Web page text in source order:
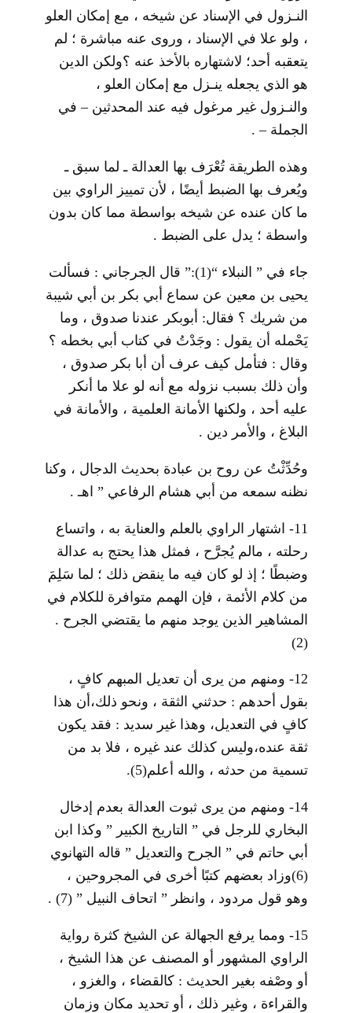
النـزول في الإسناد عن شيخه ، مع إمكان العلو
، ولو علا في الإسناد ، وروى عنه مباشرة ؛ لم
يتعقبه أحد؛ لاشتهاره بالأخذ عنه ؟ولكن الدين
هو الذي يجعله ينـزل مع إمكان العلو ،
والنـزول غير مرغول فيه عند المحدثين – في
الجملة – .
وهذه الطريقة تُعْرَف بها العدالة ـ لما سبق ـ
ويُعرف بها الضبط أيضًا ، لأن تمييز الراوي بين
ما كان عنده عن شيخه بواسطة مما كان بدون
واسطة ؛ يدل على الضبط .
جاء في ” النبلاء “(1)
:” قال الجرجاني : فسألت
يحيى بن معين عن سماع أبي بكر بن أبي شيبة
من شريك ؟ فقال: أبوبكر عندنا صدوق ، وما
يَحْمله أن يقول : وجَدْتُ في كتاب أبي بخطه ؟
وقال : فتأمل كيف عرف أن أبا بكر صدوق ،
وأن ذلك بسبب نزوله مع أنه لو علا ما أنكر
عليه أحد ، ولكنها الأمانة العلمية ، والأمانة في
البلاغ ، والأمر دين .
وحُدِّثْتُ عن روح بن عبادة بحديث الدجال ، وكنا
نظنه سمعه من أبي هشام الرفاعي ” اهـ .
11- اشتهار الراوي بالعلم والعناية به ، واتساع
رحلته ، مالم يُجرَّح ، فمثل هذا يحتج به عدالة
وضبطًا ؛ إذ لو كان فيه ما ينقض ذلك ؛ لما سَلِمَ
من كلام الأئمة ، فإن الهمم متوافرة للكلام في
المشاهير الذين يوجد منهم ما يقتضي الجرح .
(2)
12- ومنهم من يرى أن تعديل المبهم كافٍ ،
بقول أحدهم : حدثني الثقة ، ونحو ذلك،أن هذا
كافٍ في التعديل، وهذا غير سديد : فقد يكون
ثقة عنده،وليس كذلك عند غيره ، فلا بد من
تسمية من حدثه ، والله أعلم(5)
.
14- ومنهم من يرى ثبوت العدالة بعدم إدخال
البخاري للرجل في ” التاريخ الكبير ” وكذا ابن
أبي حاتم في ” الجرح والتعديل ” قاله التهانوي
(6)
وزاد بعضهم كتبًا أخرى في المجروحين ،
وهو قول مردود ، وانظر ” اتحاف النبيل ”(7)
.
15- ومما يرفع الجهالة عن الشيخ كثرة رواية
الراوي المشهور أو المصنف عن هذا الشيخ ،
أو وصْفه بغير الحديث : كالقضاء ، والغزو ،
والقراءة ، وغير ذلك ، أو تحديد مكان وزمان